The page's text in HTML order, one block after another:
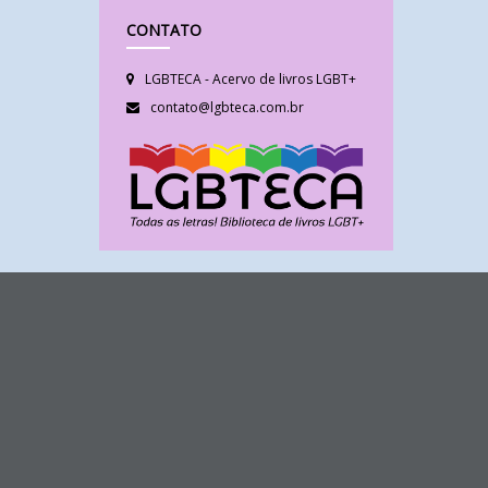
CONTATO
LGBTECA - Acervo de livros LGBT+
contato@lgbteca.com.br